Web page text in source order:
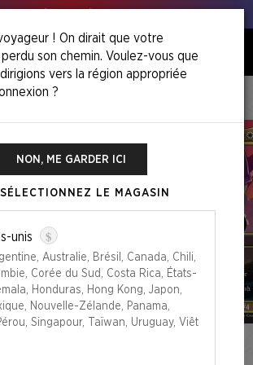
0
Superdrop
! On dirait que votre
son chemin. Voulez-vous que
vers la région appropriée
?
NON, ME GARDER ICI
LE MAGASIN
unis $
Australie, Brésil, Canada, Chili,
Corée du Sud, Costa Rica, États-
Honduras, Hong Kong, Japon,
Nouvelle-Zélande, Panama,
Singapour, Taïwan, Uruguay, Viêt